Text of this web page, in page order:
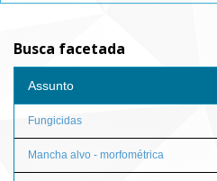
Busca facetada
Assunto
Fungicidas
Mancha alvo - morfométrica